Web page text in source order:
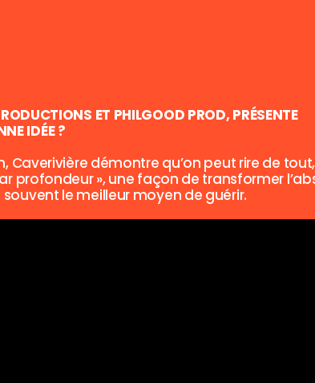
ET PHILGOOD PROD, PRÉSENTE
IDÉE ?
Caverivière démontre qu’on peut rire de
profondeur », une façon de transformer
le meilleur moyen de guérir.